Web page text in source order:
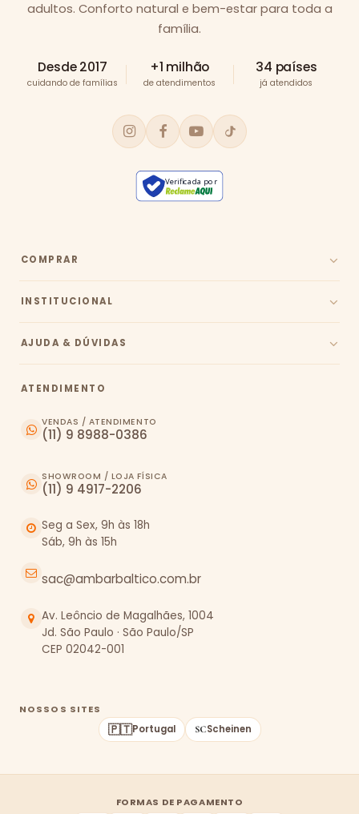
adultos. Conforto natural e bem-estar para toda a
família.
Desde 2017
cuidando de famílias
+1 milhão
de atendimentos
34 países
já atendidos
Verificada por
COMPRAR
INSTITUCIONAL
AJUDA & DÚVIDAS
ATENDIMENTO
VENDAS / ATENDIMENTO
(11) 9 8988-0386
SHOWROOM / LOJA FÍSICA
(11) 9 4917-2206
Seg a Sex, 9h às 18h
Sáb, 9h às 15h
sac@ambarbaltico.com.br
Av. Leôncio de Magalhães, 1004
Jd. São Paulo · São Paulo/SP
CEP 02042-001
NOSSOS SITES
🇵🇹Portugal Scheinen
FORMAS DE PAGAMENTO